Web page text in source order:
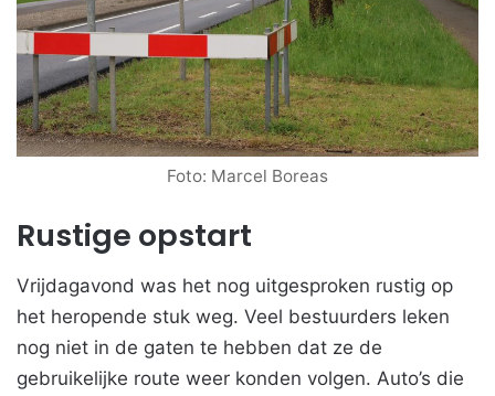
Foto: Marcel Boreas
Rustige opstart
Vrijdagavond was het nog uitgesproken rustig op
het heropende stuk weg. Veel bestuurders leken
nog niet in de gaten te hebben dat ze de
gebruikelijke route weer konden volgen. Auto’s die